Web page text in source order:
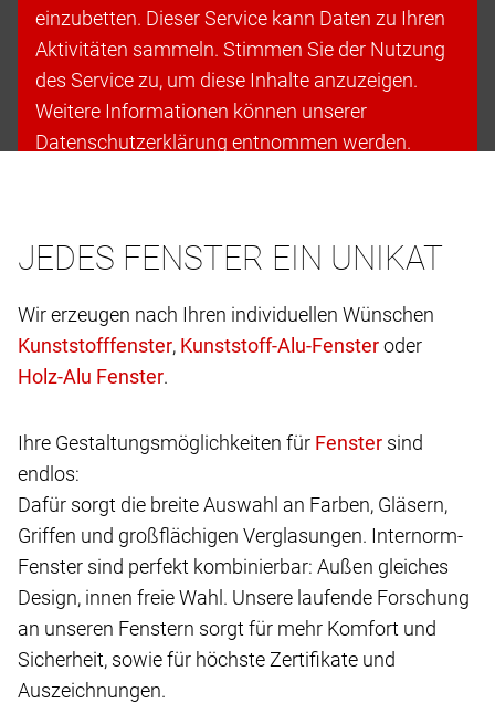
einzubetten. Dieser Service kann Daten zu Ihren
Aktivitäten sammeln. Stimmen Sie der Nutzung
des Service zu, um diese Inhalte anzuzeigen.
Weitere Informationen können unserer
Datenschutzerklärung entnommen werden.
JEDES FENSTER EIN UNIKAT
Wir erzeugen nach Ihren individuellen Wünschen
,
oder
.
Ihre Gestaltungsmöglichkeiten für
sind
endlos:
Dafür sorgt die breite Auswahl an Farben, Gläsern,
Griffen und großflächigen Verglasungen. Internorm-
Fenster sind perfekt kombinierbar: Außen gleiches
Design, innen freie Wahl. Unsere laufende Forschung
an unseren Fenstern sorgt für mehr Komfort und
Sicherheit, sowie für höchste Zertifikate und
Auszeichnungen.